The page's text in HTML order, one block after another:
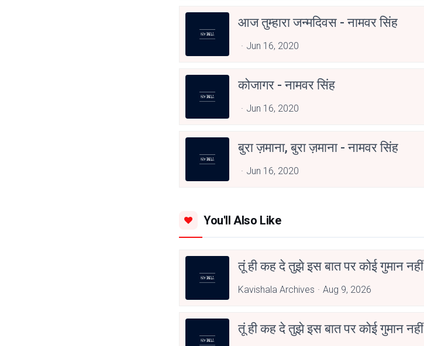
आज तुम्हारा जन्मदिवस - नामवर सिंह
Jun 16, 2020
कोजागर - नामवर सिंह
Jun 16, 2020
बुरा ज़माना, बुरा ज़माना - नामवर सिंह
Jun 16, 2020
You'll Also Like
तूं ही कह दे तुझे इस बात पर कोई गुमान नहीं
Kavishala Archives Aug 9, 2026
तूं ही कह दे तुझे इस बात पर कोई गुमान नहीं